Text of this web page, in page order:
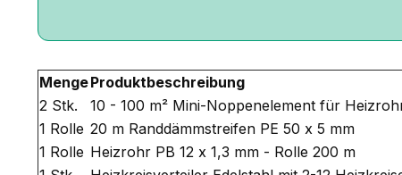
MengeProduktbeschreibung
2 Stk.
10 - 100 m² Mini-Noppenelement für
1 Rolle 20 m Randdämmstreifen PE 50 x 5 mm
1 Rolle Heizrohr PB 12 x 1,3 mm - Rolle 200 m